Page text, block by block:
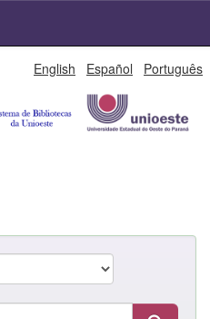
English Español Português